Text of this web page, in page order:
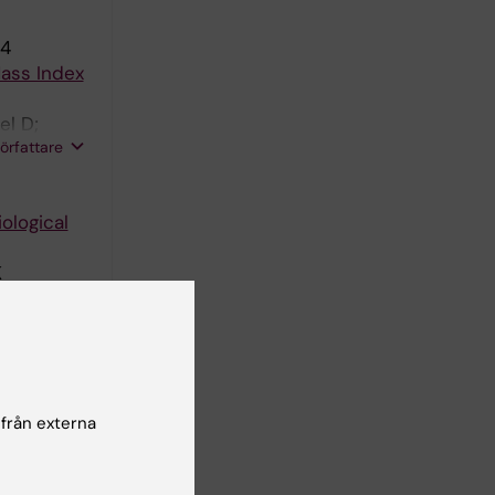
Index
D;
to late-
and
externa